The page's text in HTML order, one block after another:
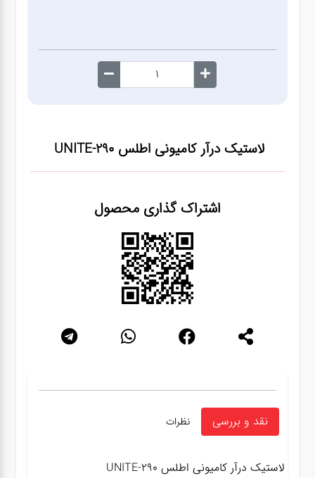
معاینه
لاستیک درآر کامیونی اطلس UNITE-290
اشتراک گذاری محصول
نقد و بررسی نظرات
لاستیک درآر کامیونی اطلس UNITE-290